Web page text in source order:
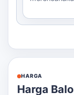
HARGA
Harga